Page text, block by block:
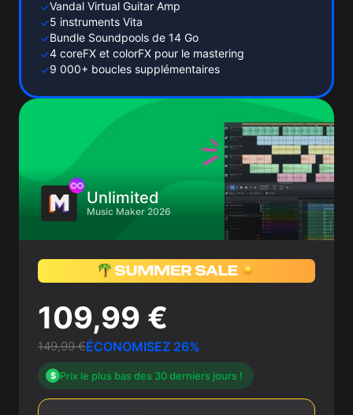
✓Vandal Virtual Guitar Amp
✓5 instruments Vita
✓Bundle Soundpools de 14 Go
✓4 coreFX et colorFX pour le mastering
✓9 000+ boucles supplémentaires
Unlimited
Music Maker 2026
109,99 €
149,99 €ÉCONOMISEZ 26%
$ Prix le plus bas des 30 derniers jours !